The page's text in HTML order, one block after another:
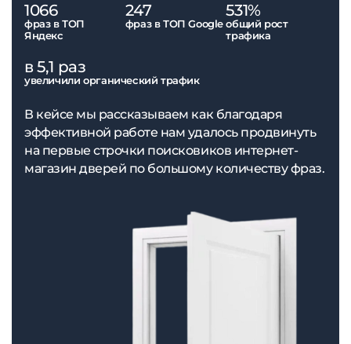
1066
фраз в ТОП
Яндекс
247
фраз в ТОП Google
531%
общий рост
трафика
в 5,1 раз
увеличили органический трафик
В кейсе мы рассказываем как благодаря
эффективной работе нам удалось продвинуть
на первые строчки поисковиков интернет-
магазин дверей по большому количеству фраз.